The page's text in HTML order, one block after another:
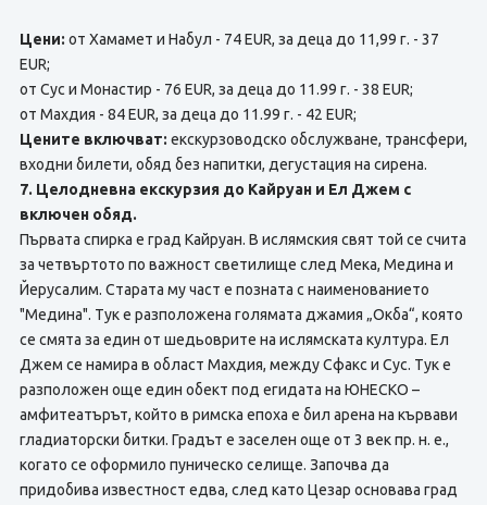
Цени: от Хамамет и Набул - 74 EUR, за деца до 11,99 г. - 37
EUR;
от Сус и Монастир - 76 EUR, за деца до 11.99 г. - 38 EUR;
от Махдия - 84 EUR, за деца до 11.99 г. - 42 EUR;
Цените включват: екскурзоводско обслужване, трансфери,
входни билети, обяд без напитки, дегустация на сирена.
7. Целодневна екскурзия до Кайруан и Ел Джем с
включен обяд.
Първата спирка е град Кайруан. В ислямския свят той се счита
за четвъртото по важност светилище след Мека, Медина и
Йерусалим. Старата му част е позната с наименованието
"Медина". Тук е разположена голямата джамия „Окба“, която
се смята за един от шедьоврите на ислямската култура. Ел
Джем се намира в област Махдия, между Сфакс и Сус. Тук е
разположен още един обект под егидата на ЮНЕСКО –
амфитеатърът, който в римска епоха е бил арена на кървави
гладиаторски битки. Градът е заселен още от 3 век пр. н. е.,
когато се оформило пуническо селище. Започва да
придобива известност едва, след като Цезар основава град